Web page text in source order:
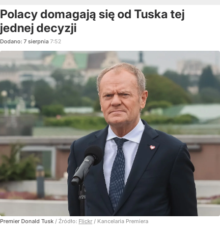
Polacy domagają się od Tuska tej
jednej decyzji
Dodano: 7 sierpnia 7:52
Premier Donald Tusk / Źródło: Flickr / Kancelaria Premiera